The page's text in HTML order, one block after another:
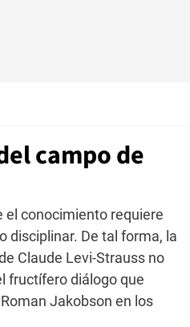
campo de
el conocimiento requiere
disciplinar. De tal forma, la
Claude Levi-Strauss no
fructífero diálogo que
Jakobson en los